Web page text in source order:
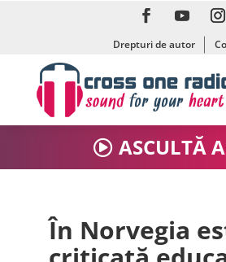
Drepturi de autor
ASCULTĂ
În Norvegia